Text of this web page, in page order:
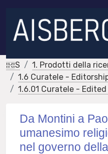
IRIS
1. Prodotti della
1.6 Curatele -
1.6.01 Curatele - Edited
Da Montini a
umanesimo
nel governo